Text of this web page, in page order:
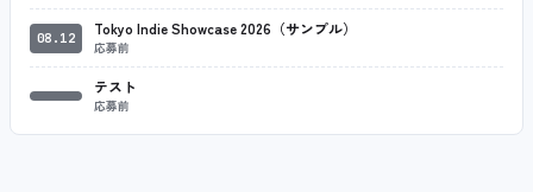
08.12 Tokyo Indie Showcase 2026（サンプル）
応募前
テスト
応募前